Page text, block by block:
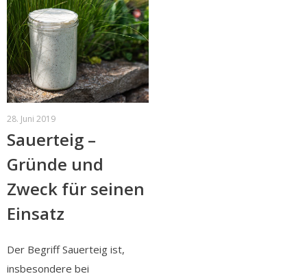
28. Juni 2019
Sauerteig –
Gründe und
Zweck für seinen
Einsatz
Der Begriff Sauerteig ist,
insbesondere bei